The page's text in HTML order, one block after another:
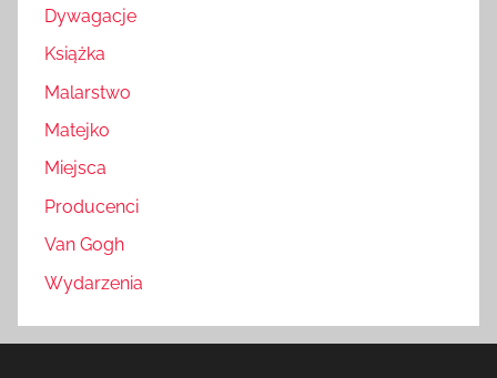
Dywagacje
Książka
Malarstwo
Matejko
Miejsca
Producenci
Van Gogh
Wydarzenia